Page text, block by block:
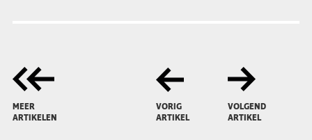
MEER
ARTIKELEN
VORIG
ARTIKEL
VOLGEND
ARTIKEL